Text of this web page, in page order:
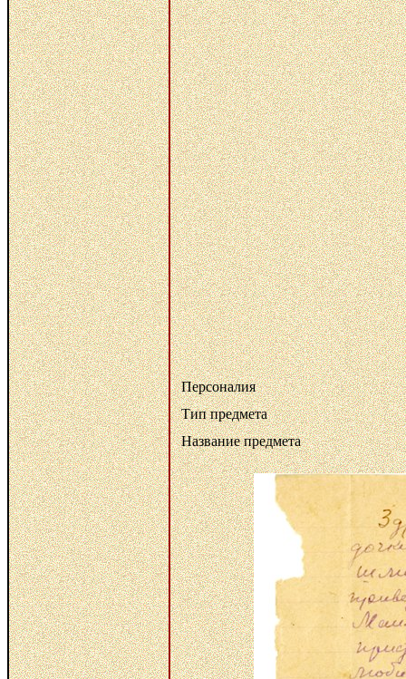
Персоналия
Тип предмета
Название предмета